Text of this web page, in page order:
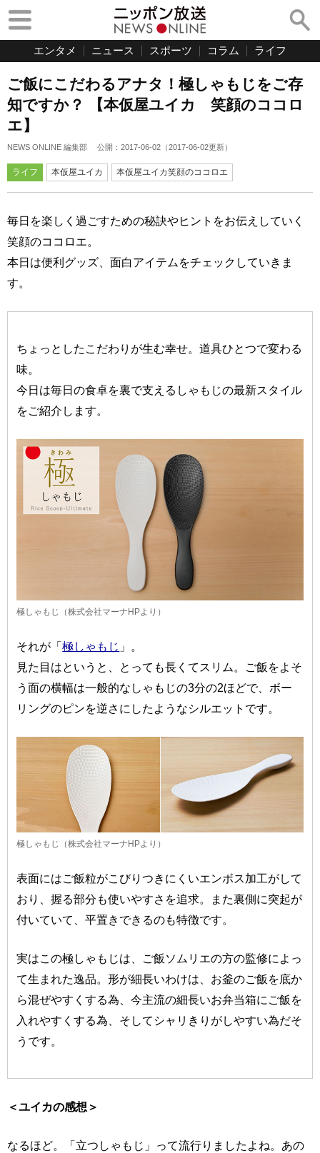
エンタメ ニュース スポーツ コラム ライフ
ご飯にこだわるアナタ！極しゃもじをご存
知ですか？ 【本仮屋ユイカ 笑顔のココロ
エ】
NEWS ONLINE 編集部 公開： 2017-06-02 （2017-06-02更新）
ライフ 本仮屋ユイカ 本仮屋ユイカ笑顔のココロエ
毎日を楽しく過ごすための秘訣やヒントをお伝えしていく
笑顔のココロエ。
本日は便利グッズ、面白アイテムをチェックしていきま
す。
ちょっとしたこだわりが生む幸せ。道具ひとつで変わる
味。
今日は毎日の食卓を裏で支えるしゃもじの最新スタイル
をご紹介します。
極しゃもじ（株式会社マーナHPより）
それが「極しゃもじ 」。
見た目はというと、とっても長くてスリム。ご飯をよそ
う面の横幅は一般的なしゃもじの3分の2ほどで、ボー
リングのピンを逆さにしたようなシルエットです。
極しゃもじ（株式会社マーナHPより）
表面にはご飯粒がこびりつきにくいエンボス加工がして
おり、握る部分も使いやすさを追求。また裏側に突起が
付いていて、平置きできるのも特徴です。
実はこの極しゃもじは、ご飯ソムリエの方の監修によっ
て生まれた逸品。形が細長いわけは、お釜のご飯を底か
ら混ぜやすくする為、今主流の細長いお弁当箱にご飯を
入れやすくする為、そしてシャリきりがしやすい為だそ
うです。
＜ユイカの感想＞
なるほど。「立つしゃもじ」って流行りましたよね。あの